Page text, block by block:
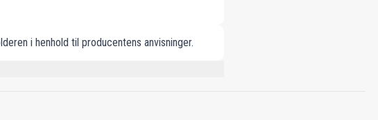
i henhold til producentens anvisninger.
2,3,8,8-TETRAMETHYL-2-
1ONE, COUMARIN, LAVENDER OIL, 3,7-DIMETHYL-1,6-
1,3-CYCLOHEXADIEN-1-YL)-2-BUTEN-1-ONE.